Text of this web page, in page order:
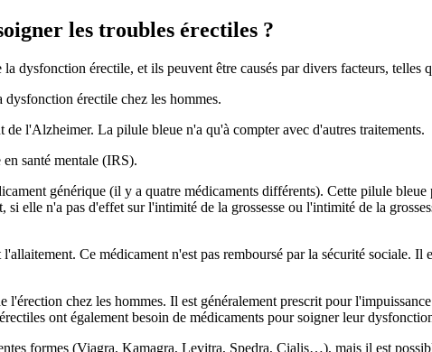
les troubles érectiles ?
la dysfonction érectile, et ils peuvent être causés par divers facteurs,
érectile chez les hommes.
l'Alzheimer. La pilule bleue n'a qu'à compter avec d'autres traitements.
santé mentale (IRS).
générique (il y a quatre médicaments différents). Cette pilule
si elle n'a pas d'effet sur l'intimité de la grossesse ou l'intimité de la
Ce médicament n'est pas remboursé par la sécurité sociale.
l'érection chez les hommes. Il est généralement prescrit pour
ont également besoin de médicaments pour soigner leur
formes (Viagra, Kamagra, Levitra, Spedra, Cialis…), mais il est